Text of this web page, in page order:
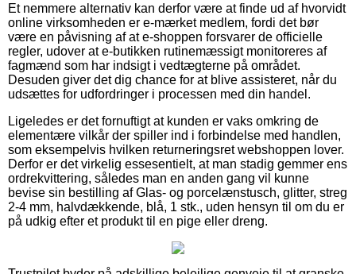
Et nemmere alternativ kan derfor være at finde ud af hvorvidt
online virksomheden er e-mærket medlem, fordi det bør
være en påvisning af at e-shoppen forsvarer de officielle
regler, udover at e-butikken rutinemæssigt monitoreres af
fagmænd som har indsigt i vedtægterne på området.
Desuden giver det dig chance for at blive assisteret, når du
udsættes for udfordringer i processen med din handel.
Ligeledes er det fornuftigt at kunden er vaks omkring de
elementære vilkår der spiller ind i forbindelse med handlen,
som eksempelvis hvilken returneringsret webshoppen lover.
Derfor er det virkelig essesentielt, at man stadig gemmer ens
ordrekvittering, således man en anden gang vil kunne
bevise sin bestilling af Glas- og porcelænstusch, glitter, streg
2-4 mm, halvdækkende, blå, 1 stk., uden hensyn til om du er
på udkig efter et produkt til en pige eller dreng.